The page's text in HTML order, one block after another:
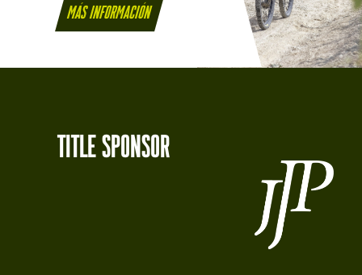
Más información
tITLE SPONSOR